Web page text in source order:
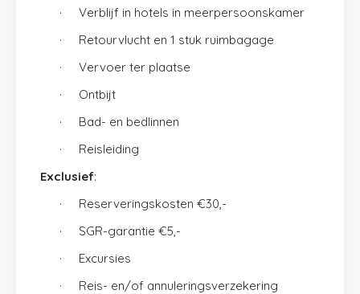
·
Verblijf in hotels in meerpersoonskamer
·
Retourvlucht en 1 stuk ruimbagage
·
Vervoer ter plaatse
·
Ontbijt
·
Bad- en bedlinnen
·
Reisleiding
Exclusief:
·
Reserveringskosten €30,-
·
SGR-garantie €5,-
·
Excursies
·
Reis- en/of annuleringsverzekering